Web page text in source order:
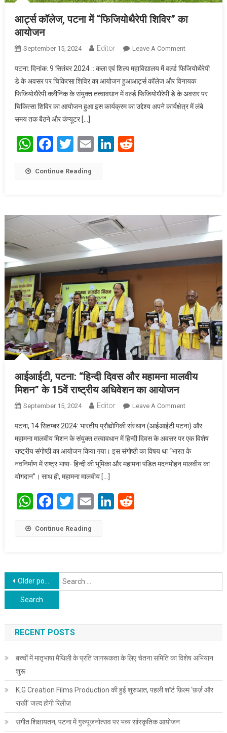
आर्ट्स कॉलेज, पटना में “फिजियोथैरेपी शिविर” का
आयोजन
September 15, 2024 Editor Leave A CommentOn आर्ट्स
“फिजियोथैरेपी
शिविर” का
आयोजन
पटना: दिनांक: 9 सितंबर 2024 :: कला एवं शिल्प महाविद्यालय में वर्ल्ड फिजियोथैरेपी
डे के अवसर पर चिकित्सा शिविर का आयोजन हुआआर्ट्स कॉलेज और विनायक
फिजियोथैरेपी क्लीनिक के संयुक्त तत्वावधान में वर्ल्ड फिजियोथैरेपी डे के अवसर पर
चिकित्सा शिविर का आयोजन हुआ इस कार्यक्रम का उद्देश्य अपने कार्यक्षेत्र में लंबे
समय तक बैठने और कंप्यूटर […]
WhatsApp
Facebook
Twitter
EmailLinkedIn
Reddit
Continue Reading
आईआईटी, पटना: “हिन्दी दिवस और महामना मालवीय
मिशन” के 15वें राष्ट्रीय अधिवेशन का आयोजन
September 15, 2024 Editor Leave A CommentOn आईआईटी,
दिवस और
महामना मालवीय
मिशन” के 15वें
राष्ट्रीय
पटना, 14 सितम्बर 2024: भारतीय प्रौद्योगिकी संस्थान (आईआईटी पटना) और
महामना मालवीय मिशन के संयुक्त तत्वावधान में हिन्दी दिवस के अवसर पर एक विशेष
राष्ट्रीय संगोष्ठी का आयोजन किया गया। इस संगोष्ठी का विषय था “भारत के
नवनिर्माण में राष्ट्र भाषा- हिन्दी की भूमिका और महामना पंडित मदनमोहन मालवीय का
योगदान”। साथ ही, महामना मालवीय […]
WhatsApp
Facebook
Twitter
EmailLinkedIn
Continue Reading
Posts navigation
Older posts
RECENT POSTS
बच्चों में मातृभाषा मैथिली के प्रति जागरूकता के लिए चेतना समिति का विशेष अभियान
शुरू
K.G Creation Films Production की हुई शुरुआत, पहली शॉर्ट फ़िल्म ‘फ़र्ज़ और
राखी’ जल्द होगी रिलीज़
संगीत शिक्षायतन, पटना में गुरुपूजनोत्सव पर भव्य सांस्कृतिक आयोजन